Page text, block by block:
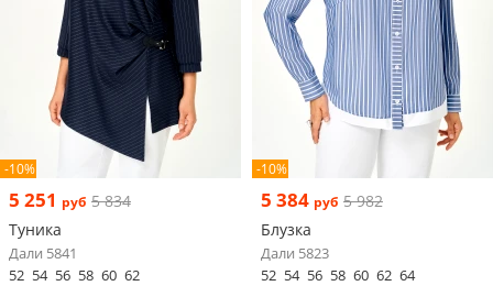
-10%
5 251 руб 5 834
Туника
Дали 5841
52 54 56 58 60 62
-10%
5 384 руб 5 982
Блузка
Дали 5823
52 54 56 58 60 62 64